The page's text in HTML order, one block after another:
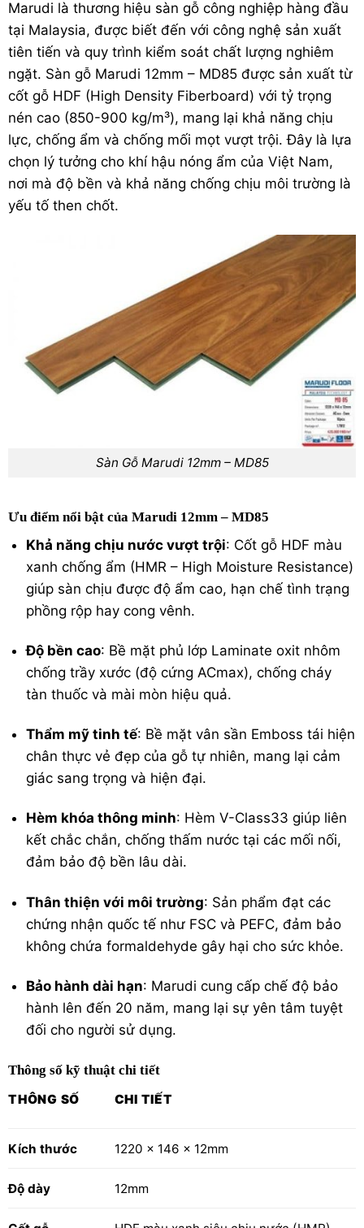
Marudi là thương hiệu sàn gỗ công nghiệp hàng đầu
tại Malaysia, được biết đến với công nghệ sản xuất
tiên tiến và quy trình kiểm soát chất lượng nghiêm
ngặt. Sàn gỗ Marudi 12mm – MD85 được sản xuất từ
cốt gỗ HDF (High Density Fiberboard) với tỷ trọng
nén cao (850-900 kg/m³), mang lại khả năng chịu
lực, chống ẩm và chống mối mọt vượt trội. Đây là lựa
chọn lý tưởng cho khí hậu nóng ẩm của Việt Nam,
nơi mà độ bền và khả năng chống chịu môi trường là
yếu tố then chốt.
Sàn Gỗ Marudi 12mm – MD85
Ưu điểm nổi bật của Marudi 12mm – MD85
Khả năng chịu nước vượt trội: Cốt gỗ HDF màu
xanh chống ẩm (HMR – High Moisture Resistance)
giúp sàn chịu được độ ẩm cao, hạn chế tình trạng
phồng rộp hay cong vênh.
Độ bền cao: Bề mặt phủ lớp Laminate oxit nhôm
chống trầy xước (độ cứng ACmax), chống cháy
tàn thuốc và mài mòn hiệu quả.
Thẩm mỹ tinh tế: Bề mặt vân sần Emboss tái hiện
chân thực vẻ đẹp của gỗ tự nhiên, mang lại cảm
giác sang trọng và hiện đại.
Hèm khóa thông minh: Hèm V-Class33 giúp liên
kết chắc chắn, chống thấm nước tại các mối nối,
đảm bảo độ bền lâu dài.
Thân thiện với môi trường: Sản phẩm đạt các
chứng nhận quốc tế như FSC và PEFC, đảm bảo
không chứa formaldehyde gây hại cho sức khỏe.
Bảo hành dài hạn: Marudi cung cấp chế độ bảo
hành lên đến 20 năm, mang lại sự yên tâm tuyệt
đối cho người sử dụng.
Thông số kỹ thuật chi tiết
THÔNG SỐ
CHI TIẾT
Kích thước 1220 x 146 x 12mm
Độ dày 12mm